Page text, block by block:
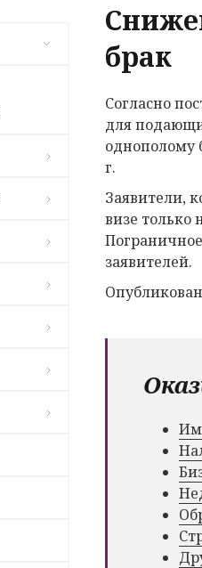
брак
Согласно
для
однополому
г.
Заявители,
визе только
заявителей.